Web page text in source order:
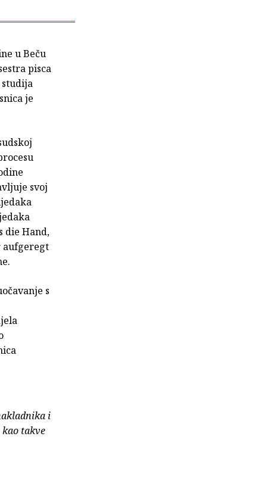
u Beču
pisca
studija
je
svoj
die Hand,
aufgeregt
s
i
takve